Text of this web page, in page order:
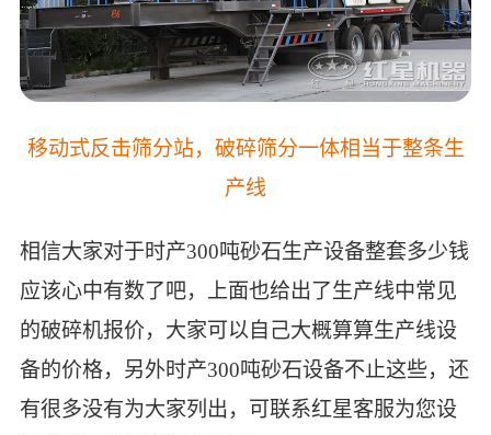
移动式反击筛分站，破碎筛分一体相当于整条生
产线
相信大家对于时产300吨砂石生产设备整套多少钱
应该心中有数了吧，上面也给出了生产线中常见
的破碎机报价，大家可以自己大概算算生产线设
备的价格，另外时产300吨砂石设备不止这些，还
有很多没有为大家列出，可联系红星客服为您设